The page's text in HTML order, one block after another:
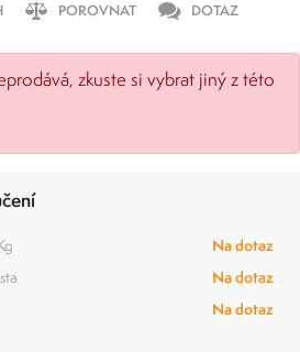
POROVNAT DOTAZ
zkuste si vybrat jiný z této
Na dotaz
Na dotaz
Na dotaz